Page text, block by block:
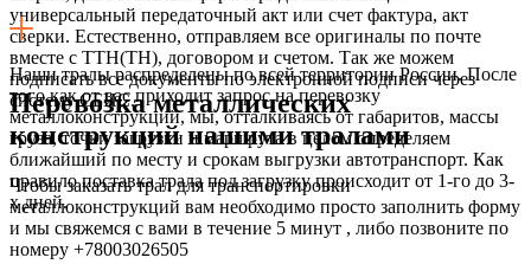
универсальный передаточный акт или счет фактура, акт
сверки. Естественно, отправляем все оригиналы по почте
вместе с ТТН(ТН), договором и счетом. Так же можем
подписать все документы по электронной подписи через
систему СБИС.
Наши тралы распределены по всей территории России. После
того как от вас приходит запрос на перевозку
металлоконструкций, мы, отталкиваясь от габаритов, массы
груза, точки загрузки и маршрута в целом определяем
ближайший по месту и срокам выгрузки автотранспорт. Как
правило поставка трала под загрузку происходит от 1-го до 3-
х дней.
Перевозка металлических
конструкций нашими тралами
Чтобы заказать трал для транспортировки
металлоконструкций вам необходимо просто заполнить форму
и мы свяжемся с вами в течение 5 минут , либо позвоните по
номеру +78003026505